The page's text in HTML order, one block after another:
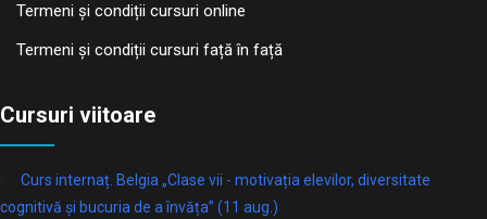
Termeni și condiții cursuri online
Termeni și condiții cursuri față în față
Cursuri viitoare
Curs internaț. Belgia „Clase vii - motivația elevilor, diversitate
cognitivă și bucuria de a învăța” (11 aug.)